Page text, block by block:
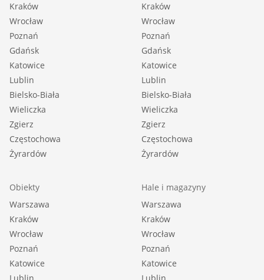
Kraków
Wrocław
Poznań
Gdańsk
Katowice
Lublin
Bielsko-Biała
Wieliczka
Zgierz
Częstochowa
Żyrardów
Kraków
Wrocław
Poznań
Gdańsk
Katowice
Lublin
Bielsko-Biała
Wieliczka
Zgierz
Częstochowa
Żyrardów
Obiekty
Warszawa
Kraków
Wrocław
Poznań
Katowice
Hale i magazyny
Warszawa
Kraków
Wrocław
Poznań
Katowice